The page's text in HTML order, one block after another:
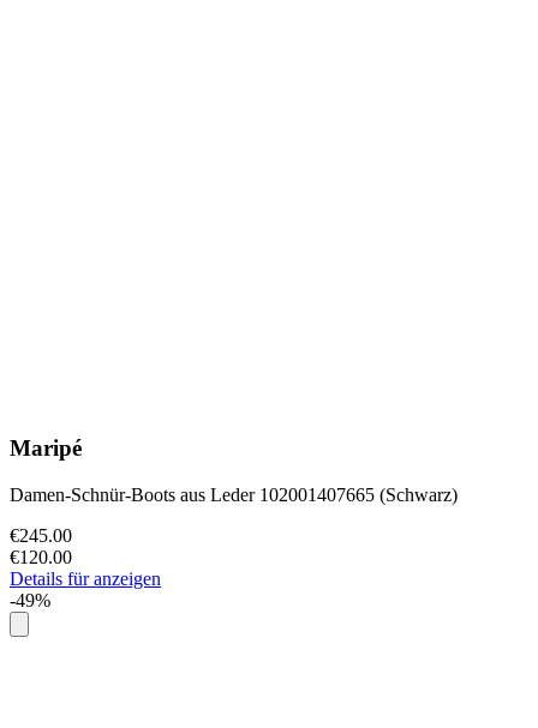
Maripé
Damen-Schnür-Boots aus Leder 102001407665 (Schwarz)
€245.00
€120.00
Details für anzeigen
-49%